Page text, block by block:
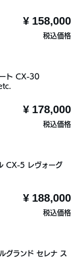
¥ 158,000
税込価格
ート CX-30
¥ 178,000
税込価格
CX-5 レヴォーグ
¥ 188,000
税込価格
グランド セレナ ス